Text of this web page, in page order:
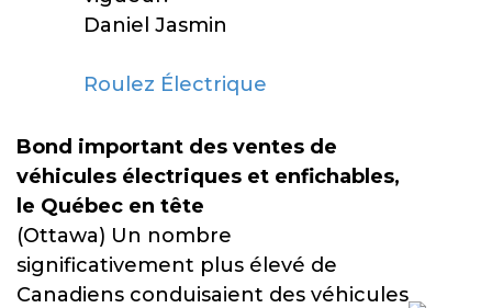
Daniel Jasmin
Roulez Électrique
Bond important des ventes de
véhicules électriques et enfichables,
le Québec en tête
(Ottawa) Un nombre
significativement plus élevé de
Canadiens conduisaient des véhicules